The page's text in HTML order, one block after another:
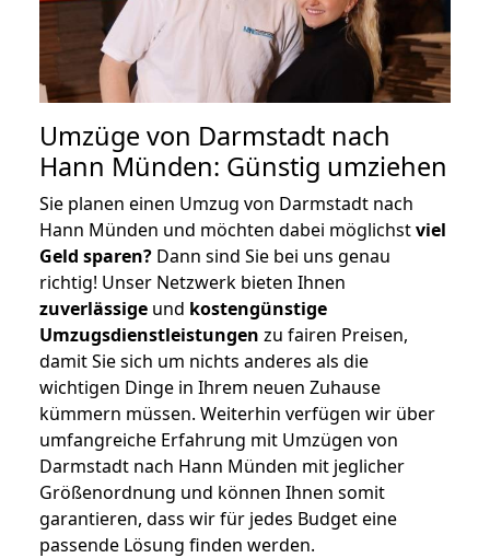
Umzüge von Darmstadt nach
Hann Münden: Günstig umziehen
Sie planen einen Umzug von Darmstadt nach
Hann Münden und möchten dabei möglichstviel
Geld sparen? Dann sind Sie bei uns genau
richtig! Unser Netzwerk bieten Ihnen
zuverlässige und kostengünstige
Umzugsdienstleistungen zu fairen Preisen,
damit Sie sich um nichts anderes als die
wichtigen Dinge in Ihrem neuen Zuhause
kümmern müssen. Weiterhin verfügen wir über
umfangreiche Erfahrung mit Umzügen von
Darmstadt nach Hann Münden mit jeglicher
Größenordnung und können Ihnen somit
garantieren, dass wir für jedes Budget eine
passende Lösung finden werden.